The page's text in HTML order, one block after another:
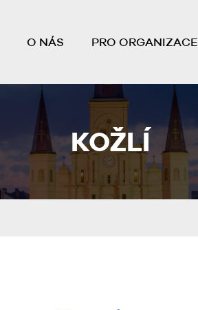
O NÁS PRO ORGANIZACE
KOŽLÍ